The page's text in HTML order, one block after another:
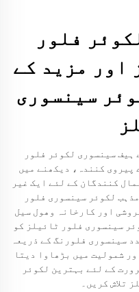
فلور
اور مزید کے
سینسوری
ہیف سینسوری لکوئر فلور
پیروی کنندہ، دیکھنے میں
کنندگان کے لئے ایک غیر
لکوئر سینسوری فلور
اور کارخانہ وھول سیل
سینسوری فلور ٹائیلز کو
سینسوری فلورنگ کے ذریعہ
شمولیت میں بڑھاوا دیتا
کے لئے بہترین لکوئر
تلاش کریں۔